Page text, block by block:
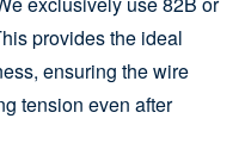
provides the ideal
ensuring the wire
tension even after